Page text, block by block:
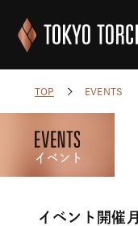
TOP EVENTS
イベント
イベント開催月